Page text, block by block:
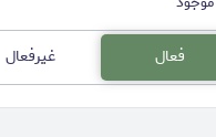
فعال غیرفعال